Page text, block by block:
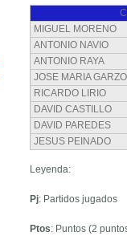
MIGUEL MORENO
ANTONIO NAVIO
ANTONIO RAYA
JOSE MARIA
RICARDO LIRIO
DAVID CASTILLO
DAVID PAREDES
JESUS PEINADO
Leyenda:
Pj: Partidos jugados
Ptos: Puntos (2